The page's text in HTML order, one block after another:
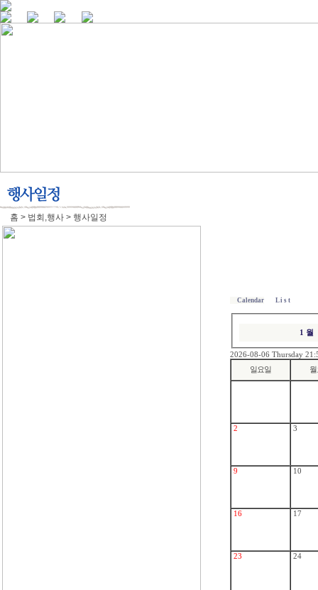
홈 > 법회,행사 > 행사일정
Calendar L i s t
1 월
2026-08-06 Thursday
일요일
2 3
9 10
16 17
23 24